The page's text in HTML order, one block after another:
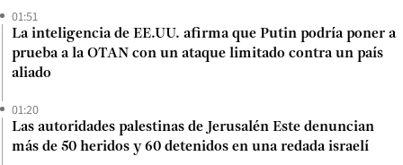
01:51
La inteligencia de EE.UU. afirma que Putin podría poner a
prueba a la OTAN con un ataque limitado contra un país
aliado
01:20
Las autoridades palestinas de Jerusalén Este denuncian
más de 50 heridos y 60 detenidos en una redada israelí